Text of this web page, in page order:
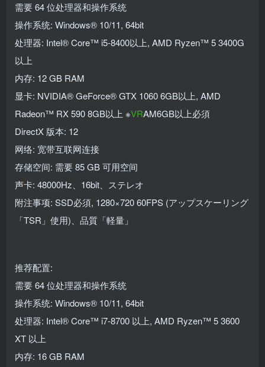
需要 64 位处理器和操作系统
操作系统: Windows® 10/11, 64bit
处理器: Intel® Core™ i5-8400以上, AMD Ryzen™ 5 3400G
以上
内存: 12 GB RAM
显卡: NVIDIA® GeForce® GTX 1060 6GB以上, AMD
Radeon™ RX 590 8GB以上 ※VRAM6GB以上必須
DirectX 版本: 12
网络: 宽带互联网连接
存储空间: 需要 85 GB 可用空间
声卡: 48000Hz、16bit、ステレオ
附注事项: SSD必須, 1280×720 60FPS (アップスケーリング
「TSR」使用)、品質「軽量」
推荐配置:
需要 64 位处理器和操作系统
操作系统: Windows® 10/11, 64bit
处理器: Intel® Core™ i7-8700 以上, AMD Ryzen™ 5 3600
XT 以上
内存: 16 GB RAM